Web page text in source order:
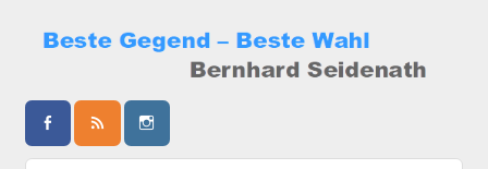
content
Bernhard Seidenath